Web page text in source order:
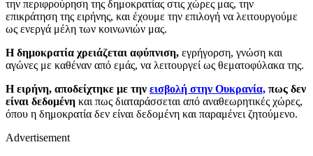
την περιφρούρηση της δημοκρατίας στις χώρες μας, την
επικράτηση της ειρήνης, και έχουμε την επιλογή να λειτουργούμε
ως ενεργά μέλη των κοινωνιών μας.
Η δημοκρατία χρειάζεται αφύπνιση, εγρήγορση, γνώση και
αγώνες με καθέναν από εμάς, να λειτουργεί ως θεματοφύλακα της.
Η ειρήνη, αποδείχτηκε με την εισβολή στην Ουκρανία, πως δεν
είναι δεδομένη και πως διαταράσσεται από αναθεωρητικές χώρες,
όπου η δημοκρατία δεν είναι δεδομένη και παραμένει ζητούμενο.
Advertisement